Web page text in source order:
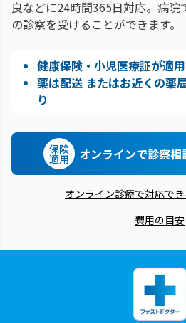
良などに24時間365日対応。 病院
の診察を受けることができます。
健康保険・小児医療証が適用
薬は配送 またはお近くの薬
り
保険
適用 オンラインで診察相
オンライン診療で対応で
費用の目安